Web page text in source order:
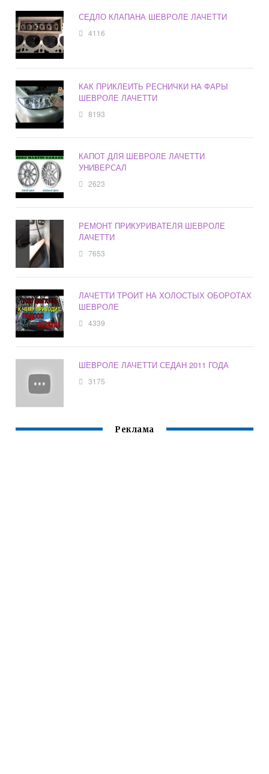
СЕДЛО КЛАПАНА ШЕВРОЛЕ ЛАЧЕТТИ
4116
КАК ПРИКЛЕИТЬ РЕСНИЧКИ НА ФАРЫ
ШЕВРОЛЕ ЛАЧЕТТИ
8193
КАПОТ ДЛЯ ШЕВРОЛЕ ЛАЧЕТТИ
УНИВЕРСАЛ
2623
РЕМОНТ ПРИКУРИВАТЕЛЯ ШЕВРОЛЕ
ЛАЧЕТТИ
7653
ЛАЧЕТТИ ТРОИТ НА ХОЛОСТЫХ ОБОРОТАХ
ШЕВРОЛЕ
4339
ШЕВРОЛЕ ЛАЧЕТТИ СЕДАН 2011 ГОДА
3175
Реклама